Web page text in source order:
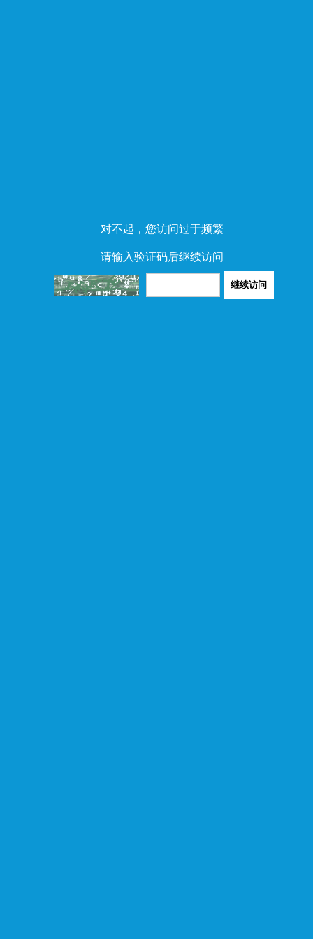
对不起，您访问过于频繁
请输入验证码后继续访问
继续访问